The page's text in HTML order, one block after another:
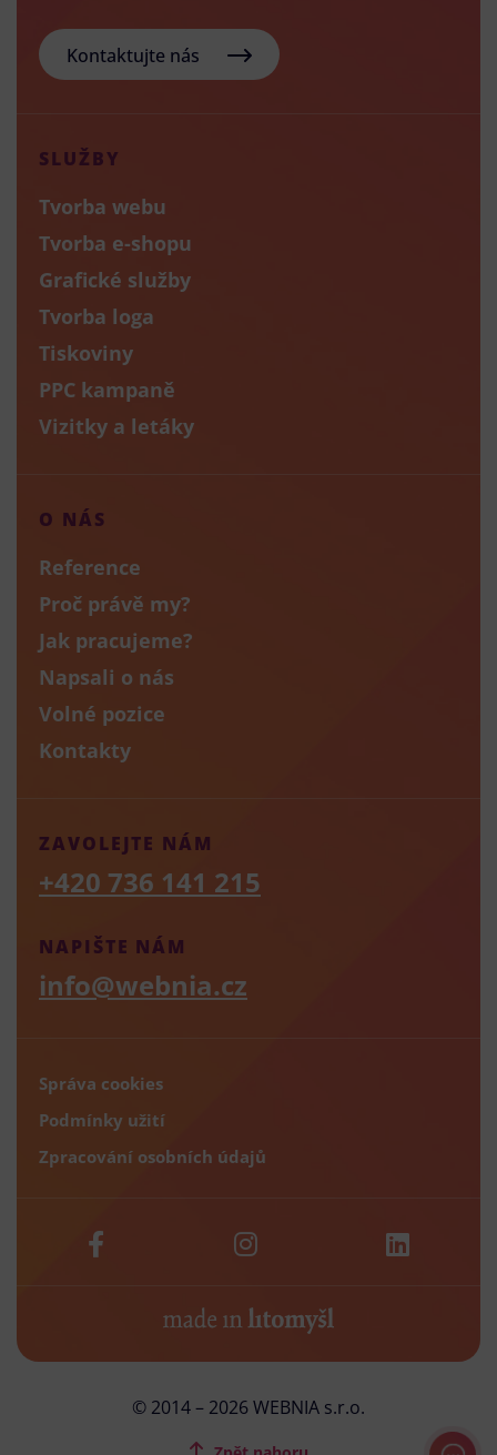
Kontaktujte nás
SLUŽBY
Tvorba webu
Tvorba e-shopu
Grafické služby
Tvorba loga
Tiskoviny
PPC kampaně
Vizitky a letáky
O NÁS
Reference
Proč právě my?
Jak pracujeme?
Napsali o nás
Volné pozice
Kontakty
NAPIŠTE NÁM
info@webnia.cz
ZAVOLEJTE NÁM
+420 736 141 215
Správa cookies
Podmínky užití
Zpracování osobních údajů
© 2014 – 2026 WEBNIA s.r.o.